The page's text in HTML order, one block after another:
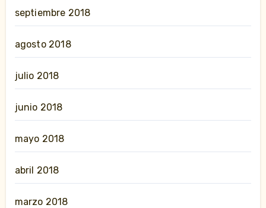
septiembre 2018
agosto 2018
julio 2018
junio 2018
mayo 2018
abril 2018
marzo 2018